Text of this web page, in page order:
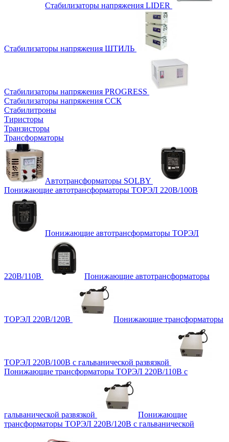
Стабилизаторы напряжения LIDER
Стабилизаторы напряжения ШТИЛЬ
Стабилизаторы напряжения PROGRESS
Стабилизаторы напряжения ССК
Стабилитроны
Тиристоры
Транзисторы
Трансформаторы
Автотрансформаторы SOLBY
Понижающие автотрансформаторы ТОРЭЛ 220В/100В
Понижающие автотрансформаторы ТОРЭЛ
220В/110В Понижающие автотрансформаторы
ТОРЭЛ 220В/120В Понижающие трансформаторы
ТОРЭЛ 220В/100В с гальванической развязкой
Понижающие трансформаторы ТОРЭЛ 220В/110В с
гальванической развязкой
Понижающие
трансформаторы ТОРЭЛ 220В/120В с гальванической